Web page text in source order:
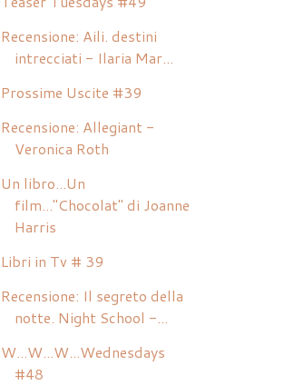
Recensione: Aili. destini
intrecciati - Ilaria Mar...
Prossime Uscite #39
Recensione: Allegiant -
Veronica Roth
Un libro...Un
film..."Chocolat" di Joanne
Harris
Libri in Tv # 39
Recensione: Il segreto della
notte. Night School -...
W...W...W...Wednesdays
#48